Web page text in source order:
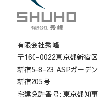
有限会社秀峰
〒160-0022東京都新宿区
新宿5-8-23 ASPガーデン
新宿205号
宅建免許番号: 東京都知事